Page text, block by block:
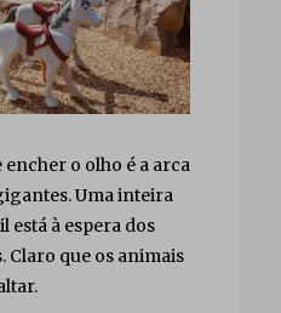
encher o olho é a arca
Uma inteira
está à espera dos
Claro que os animais